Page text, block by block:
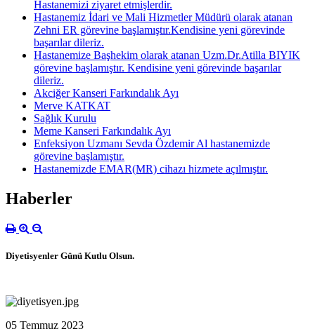
Hastanemizi ziyaret etmişlerdir.
Hastanemiz İdari ve Mali Hizmetler Müdürü olarak atanan
Zehni ER görevine başlamıştır.Kendisine yeni görevinde
başarılar dileriz.
Hastanemize Başhekim olarak atanan Uzm.Dr.Atilla BIYIK
görevine başlamıştır. Kendisine yeni görevinde başarılar
dileriz.
Akciğer Kanseri Farkındalık Ayı
Merve KATKAT
Sağlık Kurulu
Meme Kanseri Farkındalık Ayı
Enfeksiyon Uzmanı Sevda Özdemir Al hastanemizde
görevine başlamıştır.
Hastanemizde EMAR(MR) cihazı hizmete açılmıştır.
Haberler
Diyetisyenler Günü Kutlu Olsun.
05 Temmuz 2023